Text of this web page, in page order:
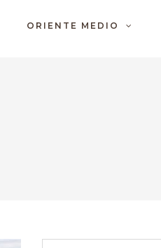
ORIENTE MEDIO